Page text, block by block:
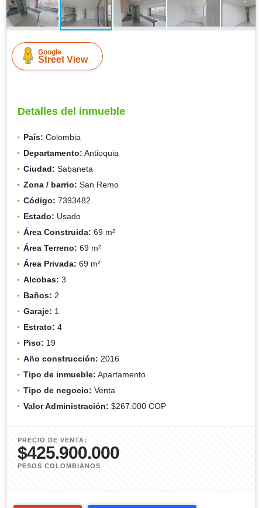
Google
Street View
Detalles del inmueble
País: Colombia
Departamento: Antioquia
Ciudad: Sabaneta
Zona / barrio: San Remo
Código: 7393482
Estado: Usado
Área Construida: 69 m²
Área Terreno: 69 m²
Área Privada: 69 m²
Alcobas: 3
Baños: 2
Garaje: 1
Estrato: 4
Piso: 19
Año construcción: 2016
Tipo de inmueble: Apartamento
Tipo de negocio: Venta
Valor Administración: $267.000 COP
PRECIO DE VENTA:
$425.900.000
PESOS COLOMBIANOS